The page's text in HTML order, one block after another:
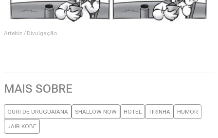
Artebiz / Divulgação
MAIS SOBRE
GURI DE URUGUAIANA SHALLOW NOW HOTEL TIRINHA HUMOR
JAIR KOBE